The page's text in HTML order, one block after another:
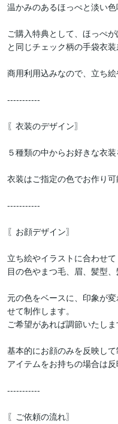
温かみのあるほっぺと淡い
ご購入特典として、ほっぺ
と同じチェック柄の手袋衣
商用利用込みなので、立ち
-----------
〖衣装のデザイン〗
５種類の中からお好きな衣装
衣装はご指定の色でお作り
-----------
〖お顔デザイン〗
立ち絵やイラストに合わせて
目の色やまつ毛、眉、髪型
元の色をベースに、印象が
せて制作します。
ご希望があれば調節いたし
基本的にお顔のみを反映して
アイテムをお持ちの場合は
-----------
〖ご依頼の流れ〗